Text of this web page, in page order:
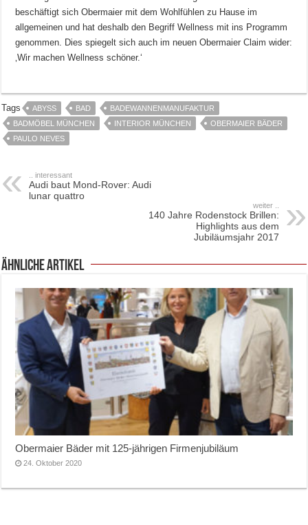
beschäftigt sich Obermaier mit dem Wohlfühlen zu Hause im
allgemeinen und hat deshalb den Begriff Wellness mit ins Programm
genommen. Dies spiegelt sich auch im neuen Obermaier Claim wider:
‚Wir machen Wellness schöner.‘
Tags ABYSS BAD
BADEWANNENMANUFAKTUR
BADMÖBEL MÜNCHEN
INTERIOR MÜNCHEN
OBERMAIER BÄDER
PAULO NEVES
.. interessant
Audi baut Mond-Rover: Audi
lunar quattro
weiter ..
140 Jahre Rodenstock Brillen:
Highlights aus dem
Jubiläumsjahr 2017
ähnliche Artikel
Obermaier Bäder mit 125-jährigen Firmenjubiläum
24. Oktober 2020